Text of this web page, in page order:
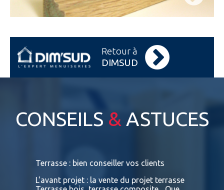
Retour à
DIMSUD
CONSEILS & ASTUCES
Terrasse : bien conseiller vos clients
L'avant projet : la vente du projet terrasse